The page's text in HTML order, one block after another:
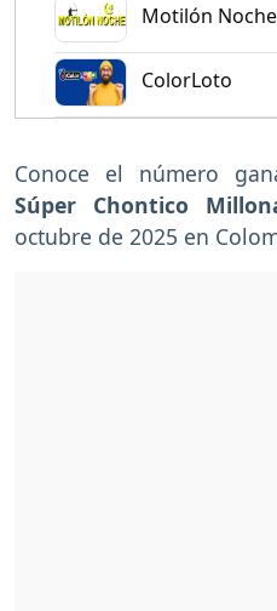
Motilón Noche
ColorLoto
Conoce el número
Súper Chontico
octubre de 2025 en